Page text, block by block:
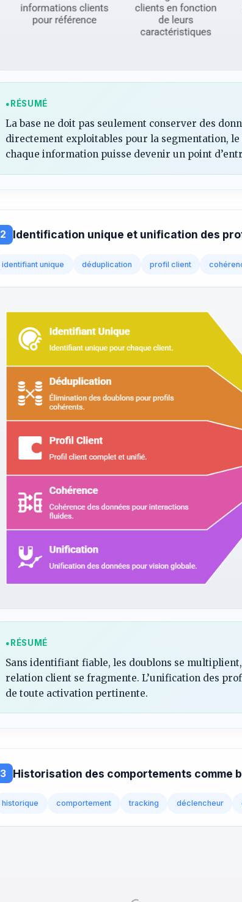
RÉSUMÉ
La base ne doit pas seulement conserver des
directement exploitables pour la segmentation,
chaque information puisse devenir un point
2 Identification unique et unification des
identifiant unique déduplication profil client
RÉSUMÉ
Sans identifiant fiable, les doublons se
relation client se fragmente. L’unification des
de toute activation pertinente.
3 Historisation des comportements comme
historique comportement tracking déclencheur